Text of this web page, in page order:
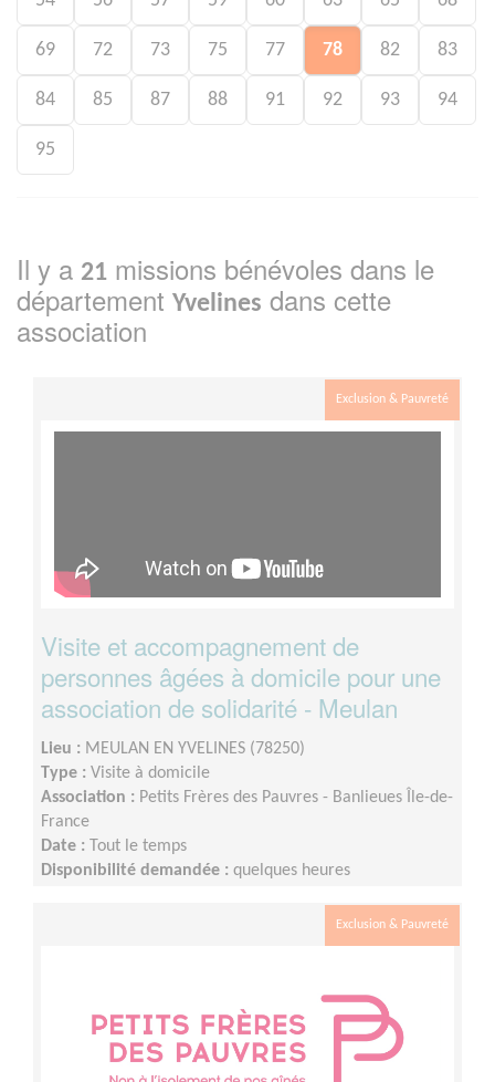
69 72 73 75 77 78 82 83
84 85 87 88 91 92 93 94
95
Il y a 21 missions bénévoles dans le
département Yvelines dans cette
association
Exclusion & Pauvreté
Visite et accompagnement de
personnes âgées à domicile pour une
association de solidarité - Meulan
Lieu : MEULAN EN YVELINES (78250)
Type : Visite à domicile
Association : Petits Frères des Pauvres - Banlieues Île-de-
France
Date : Tout le temps
Disponibilité demandée : quelques heures
Exclusion & Pauvreté